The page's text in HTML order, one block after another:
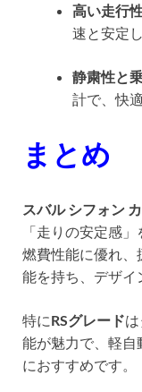
高い走行
速と安定
静粛性と
計で、快
まとめ
スバル シフォン
「走りの安定感
燃費性能に優れ、
能を持ち、デザイ
特にRSグレード
能が魅力で、軽自
におすすめです。